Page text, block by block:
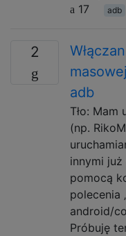
17
adb
2
adb
Tło: Mam
(np.
innymi już
pomocą
polecenia
android/
Próbuję